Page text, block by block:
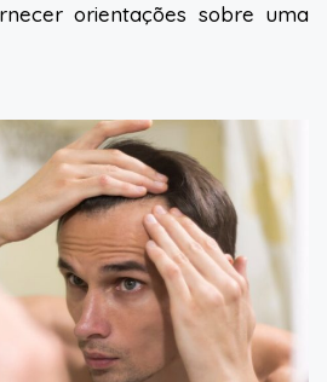
orientações sobre uma